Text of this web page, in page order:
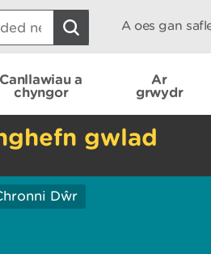
A oes gan
Canllawiau a
chyngor
Ar
grwydr
gwlad
Dŵr